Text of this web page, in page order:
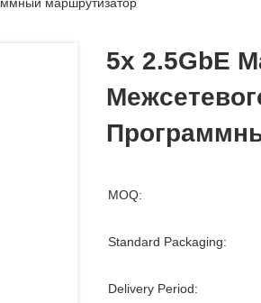
5x 2.5GbE
MOQ:
Standard Packaging:
Delivery Period: